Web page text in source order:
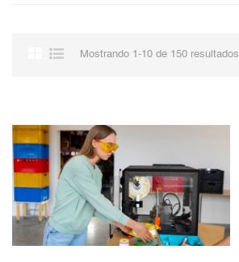
Mostrando 1-10 de 150 resultados